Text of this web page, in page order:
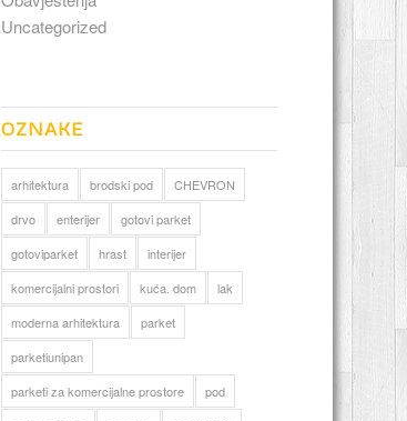
Uncategorized
OZNAKE
arhitektura brodski pod
CHEVRON
drvo
enterijer
gotovi parket
gotoviparket
hrast
interijer
komercijalni prostori
kuća. dom
lak
moderna arhitektura
parket
parketiunipan
parketi za komercijalne prostore
pod